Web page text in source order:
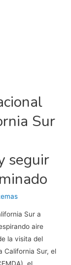
Sur
seguir
Sur a
aire
la visita del
California Sur, el
el